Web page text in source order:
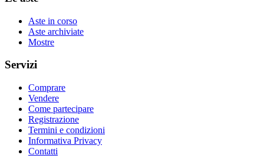
Aste in corso
Aste archiviate
Mostre
Servizi
Comprare
Vendere
Come partecipare
Registrazione
Termini e condizioni
Informativa Privacy
Contatti